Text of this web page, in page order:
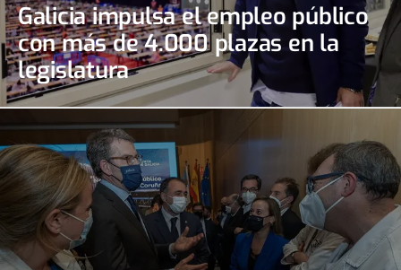
Galicia impulsa el empleo público
con más de 4.000 plazas en la
legislatura